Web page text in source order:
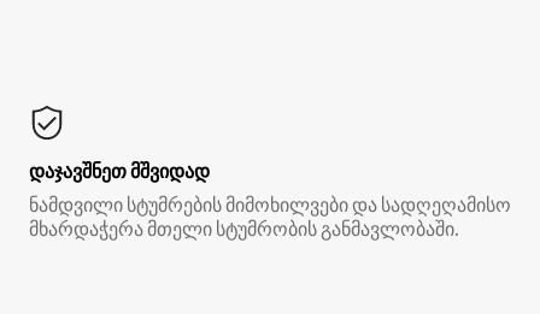
დაჯავშნეთ მშვიდად
ნამდვილი სტუმრების მიმოხილვები და სადღეღამისო
მხარდაჭერა მთელი სტუმრობის განმავლობაში.